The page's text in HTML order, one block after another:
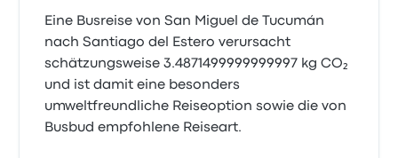
Eine Busreise von San Miguel de Tucumán
nach Santiago del Estero verursacht
schätzungsweise 3.4871499999999997 kg CO₂
und ist damit eine besonders
umweltfreundliche Reiseoption sowie die von
Busbud empfohlene Reiseart.